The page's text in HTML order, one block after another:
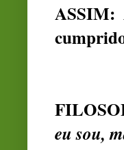
ASSIM:
eu sou,